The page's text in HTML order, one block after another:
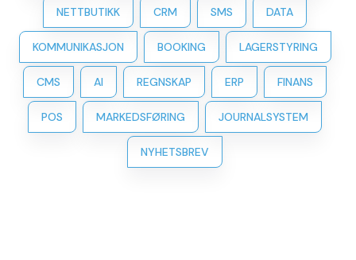
NETTBUTIKK CRM SMS DATA
KOMMUNIKASJON BOOKING LAGERSTYRING
CMS AI REGNSKAP ERP FINANS
POS MARKEDSFØRING JOURNALSYSTEM
NYHETSBREV